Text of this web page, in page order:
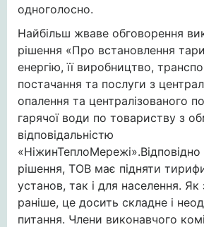
одноголосно.
Найбільш жваве обговорення
рішення «Про встановлення
енергію, її виробництво,
постачання та послуги з
опалення та централізованого
гарячої води по товариству з
відповідальністю
рішення, ТОВ має підняти
установ, так і для населення. Як
раніше, це досить складне і
питання. Члени виконавчого